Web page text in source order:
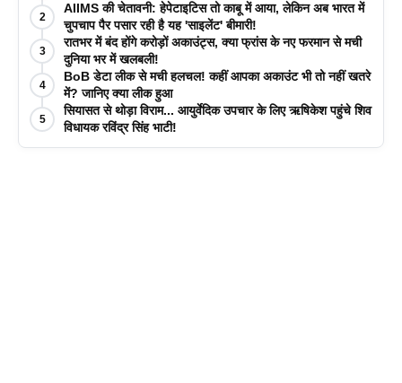
2
AIIMS की चेतावनी: हेपेटाइटिस तो काबू में आया, लेकिन अब भारत में
चुपचाप पैर पसार रही है यह 'साइलेंट' बीमारी!
3
रातभर में बंद होंगे करोड़ों अकाउंट्स, क्या फ्रांस के नए फरमान से मची
दुनिया भर में खलबली!
4
BoB डेटा लीक से मची हलचल! कहीं आपका अकाउंट भी तो नहीं खतरे
में? जानिए क्या लीक हुआ
5
सियासत से थोड़ा विराम... आयुर्वेदिक उपचार के लिए ऋषिकेश पहुंचे शिव
विधायक रविंद्र सिंह भाटी!